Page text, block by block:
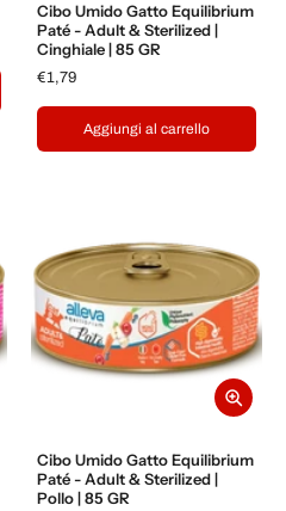
Cibo Umido Gatto Equilibrium
Paté - Adult & Sterilized |
Cinghiale | 85 GR
€1,79
Aggiungi al carrello
Cibo Umido Gatto Equilibrium
Paté - Adult & Sterilized |
Pollo | 85 GR